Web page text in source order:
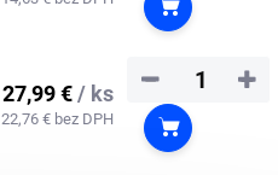
Do košíka
27,99 €/ ks
22,76 € bez DPH
+
−
Do košíka